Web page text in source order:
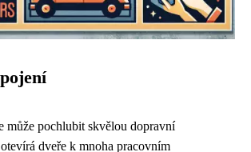
může pochlubit skvělou dopravní
dveře k mnoha pracovním